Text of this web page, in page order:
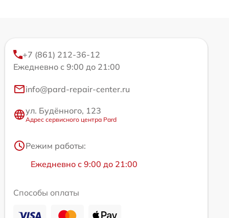
+7 (861) 212-36-12
Ежедневно с 9:00 до 21:00
info@pard-repair-center.ru
ул. Будённого, 123
Адрес сервисного центра Pard
Режим работы:
Ежедневно с 9:00 до 21:00
Способы оплаты